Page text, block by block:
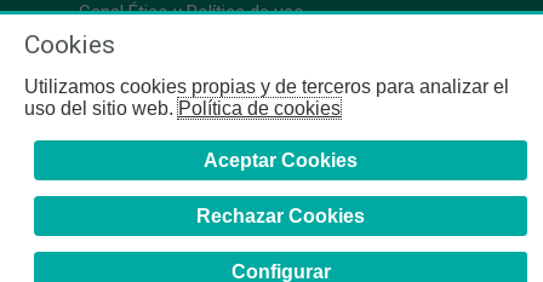
Canal Ético y Política de uso
Cookies
Utilizamos cookies propias y de terceros para analizar el
uso del sitio web.Política de cookies
Aceptar Cookies
Rechazar Cookies
Configurar